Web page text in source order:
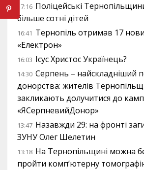
17:16 Поліцейські
більше сотні дітей
16:41 Тернопіль отримав 17
«Електрон»
16:03 Ісус Христос Українець?
14:30 Серпень – найскладніший
донорства: жителів
закликають долучитися до
«ЯСерпневийДонор»
13:47 Назавжди 29: на фронті
ЗУНУ Олег Шелетин
13:18 На Тернопільщині можна
пройти комп’ютерну